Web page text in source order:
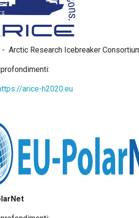
- Arctic Research Icebreaker
arice-h2020.eu